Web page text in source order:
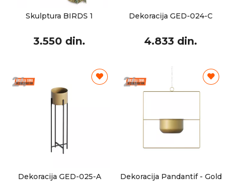
Skulptura BIRDS 1
3.550 din.
Dekoracija GED-024-C
4.833 din.
Dekoracija GED-025-A Dekoracija Pandantif - Gold